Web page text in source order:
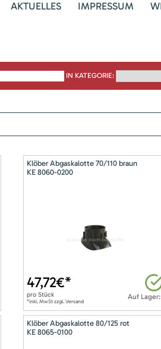
AKTUELLES IMPRESSUM
IN KATEGORIE:
Klöber Abgaskalotte 70/110 braun
KE 8060-0200
Auf
47,72€*
pro Stück
*inkl. MwSt zzgl. Versand
Klöber Abgaskalotte 80/125 rot
KE 8065-0100